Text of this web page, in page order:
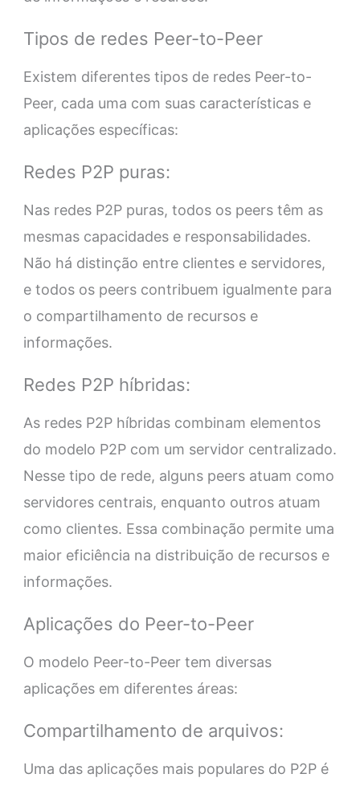
Tipos de redes Peer-to-Peer
Existem diferentes tipos de redes Peer-to-
Peer, cada uma com suas características e
aplicações específicas:
Redes P2P puras:
Nas redes P2P puras, todos os peers têm as
mesmas capacidades e responsabilidades.
Não há distinção entre clientes e servidores,
e todos os peers contribuem igualmente para
o compartilhamento de recursos e
informações.
Redes P2P híbridas:
As redes P2P híbridas combinam elementos
do modelo P2P com um servidor centralizado.
Nesse tipo de rede, alguns peers atuam como
servidores centrais, enquanto outros atuam
como clientes. Essa combinação permite uma
maior eficiência na distribuição de recursos e
informações.
Aplicações do Peer-to-Peer
O modelo Peer-to-Peer tem diversas
aplicações em diferentes áreas:
Compartilhamento de arquivos:
Uma das aplicações mais populares do P2P é